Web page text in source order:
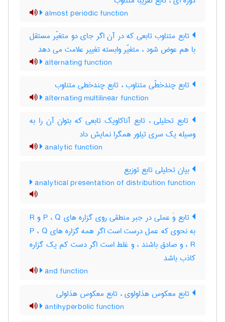
almost periodic function
تابع متناوب تابعی که در آن اگر جای دو متغیّر مستقل
با هم عوض شود ، متغیّر وابسته تغییر علامت می دهد
alternating function
تابع چندخطّی متناوب ، تابع چندخطی متناوب
alternating multilinear function
تابع تحلیلی ، تابع آناکاویک تابعی که بتوان آن را به
وسیله یک سری تیلور همگرا نمایش داد
analytic function
بیان تحلیلی تابع توزیع
analytical presentation of distribution function
تابع وَ عملی در جبر منطقی روی گزاره های P ، Q و R
به نحوی که عمل درست است اگر همه گزاره های P ، Q
، R و صادق باشند ، و غلط است اگر دست کم یک گزاره
کاذب باشد
and function
تابع معکوس هذلولوی ، تابع معکوس هذلولی
antihyperbolic function